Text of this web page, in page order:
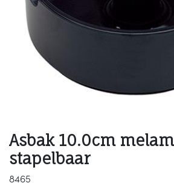
Asbak 10.0cm
stapelbaar
8465